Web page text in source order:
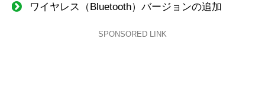
ワイヤレス（Bluetooth）バージョンの追加
SPONSORED LINK